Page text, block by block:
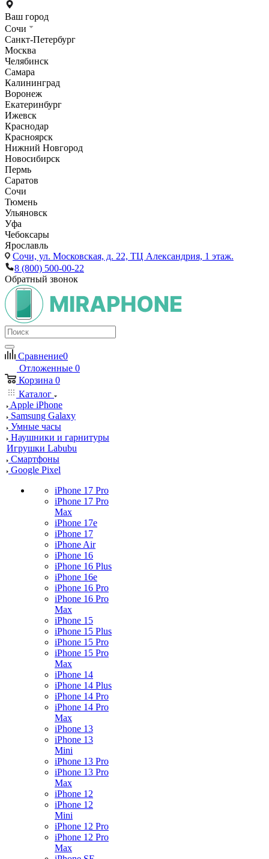
Ваш город
Сочи
Санкт-Петербург
Москва
Челябинск
Самара
Калининград
Воронеж
Екатеринбург
Ижевск
Краснодар
Красноярск
Нижний Новгород
Новосибирск
Пермь
Саратов
Сочи
Тюмень
Ульяновск
Уфа
Чебоксары
Ярославль
Сочи, ул. Московская, д. 22, ТЦ Александрия, 1 этаж.
8 (800) 500-00-22
Обратный звонок
Сравнение0
Отложенные 0
Корзина 0
Каталог
Apple iPhone
Samsung Galaxy
Умные часы
Наушники и гарнитуры
Игрушки Labubu
Смартфоны
Google Pixel
iPhone 17 Pro
iPhone 17 Pro
Max
iPhone 17e
iPhone 17
iPhone Air
iPhone 16
iPhone 16 Plus
iPhone 16e
iPhone 16 Pro
iPhone 16 Pro
Max
iPhone 15
iPhone 15 Plus
iPhone 15 Pro
iPhone 15 Pro
Max
iPhone 14
iPhone 14 Plus
iPhone 14 Pro
iPhone 14 Pro
Max
iPhone 13
iPhone 13
Mini
iPhone 13 Pro
iPhone 13 Pro
Max
iPhone 12
iPhone 12
Mini
iPhone 12 Pro
iPhone 12 Pro
Max